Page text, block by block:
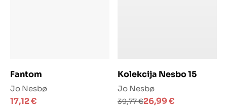
Fantom
Jo Nesbø
17,12€
Kolekcija Nesbo 15
Jo Nesbø
39,77€
Izvorna26,99€
Trenutna